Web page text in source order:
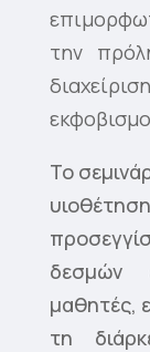
την
To
δεσμών
μαθητές,
τη